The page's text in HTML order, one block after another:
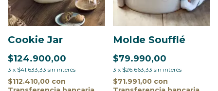
Cookie Jar
$124.900,00
3 x $41.633,33 sin interés
$112.410,00 con
Molde Soufflé
$79.990,00
3 x $26.663,33 sin interés
$71.991,00 con